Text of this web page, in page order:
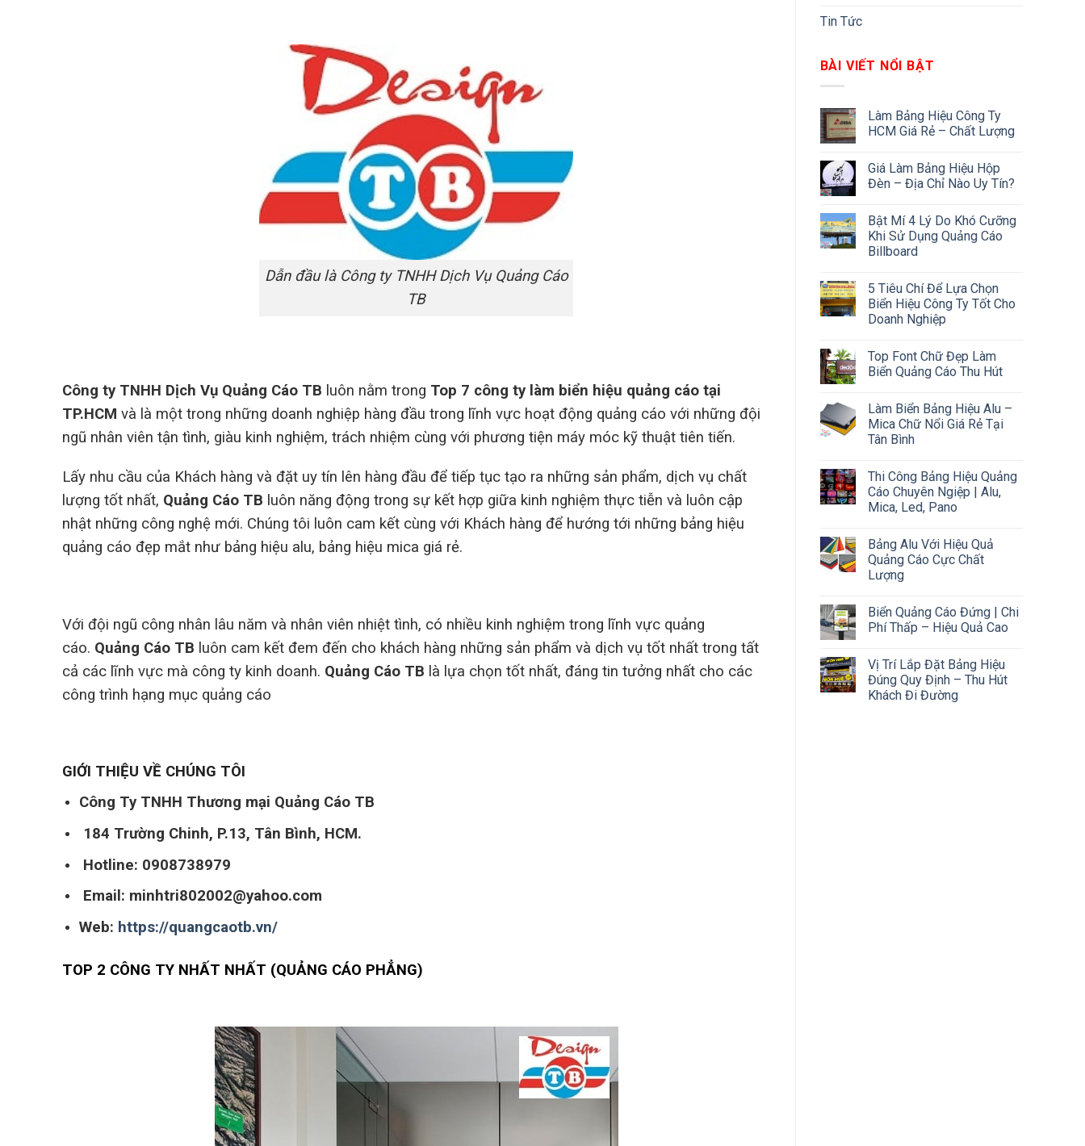
Dẫn đầu là Công ty TNHH Dịch Vụ Quảng Cáo
TB
Công ty TNHH Dịch Vụ Quảng Cáo TB luôn nằm trong Top 7 công ty làm biển hiệu quảng cáo tại
TP.HCM và là một trong những doanh nghiệp hàng đầu trong lĩnh vực hoạt động quảng cáo với những đội
ngũ nhân viên tận tình, giàu kinh nghiệm, trách nhiệm cùng với phương tiện máy móc kỹ thuật tiên tiến.
Lấy nhu cầu của Khách hàng và đặt uy tín lên hàng đầu để tiếp tục tạo ra những sản phẩm, dịch vụ chất
lượng tốt nhất, Quảng Cáo TB luôn năng động trong sự kết hợp giữa kinh nghiệm thực tiễn và luôn cập
nhật những công nghệ mới. Chúng tôi luôn cam kết cùng với Khách hàng để hướng tới những bảng hiệu
quảng cáo đẹp mắt như bảng hiệu alu, bảng hiệu mica giá rẻ.
Với đội ngũ công nhân lâu năm và nhân viên nhiệt tình, có nhiều kinh nghiệm trong lĩnh vực quảng
cáo. Quảng Cáo TB luôn cam kết đem đến cho khách hàng những sản phẩm và dịch vụ tốt nhất trong tất
cả các lĩnh vực mà công ty kinh doanh. Quảng Cáo TB là lựa chọn tốt nhất, đáng tin tưởng nhất cho các
công trình hạng mục quảng cáo
GIỚI THIỆU VỀ CHÚNG TÔI
Công Ty TNHH Thương mại Quảng Cáo TB
184 Trường Chinh, P.13, Tân Bình, HCM.
Hotline: 0908738979
Email: minhtri802002@yahoo.com
Web: https://quangcaotb.vn/
TOP 2 CÔNG TY NHẤT NHẤT (QUẢNG CÁO PHẲNG)
Tin Tức
BÀI VIẾT NỔI BẬT
Làm Bảng Hiệu Công Ty
HCM Giá Rẻ – Chất Lượng
Giá Làm Bảng Hiệu Hộp
Đèn – Địa Chỉ Nào Uy Tín?
Bật Mí 4 Lý Do Khó Cưỡng
Khi Sử Dụng Quảng Cáo
Billboard
5 Tiêu Chí Để Lựa Chọn
Biển Hiệu Công Ty Tốt Cho
Doanh Nghiệp
Top Font Chữ Đẹp Làm
Biển Quảng Cáo Thu Hút
Làm Biển Bảng Hiệu Alu –
Mica Chữ Nổi Giá Rẻ Tại
Tân Bình
Thi Công Bảng Hiệu Quảng
Cáo Chuyên Ngiệp | Alu,
Mica, Led, Pano
Bảng Alu Với Hiệu Quả
Quảng Cáo Cực Chất
Lượng
Biển Quảng Cáo Đứng | Chi
Phí Thấp – Hiệu Quả Cao
Vị Trí Lắp Đặt Bảng Hiệu
Đúng Quy Định – Thu Hút
Khách Đi Đường